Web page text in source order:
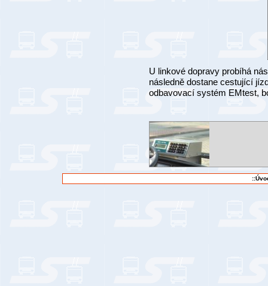
U linkové dopravy probíhá
následně dostane cestující
odbavovací systém EMtest,